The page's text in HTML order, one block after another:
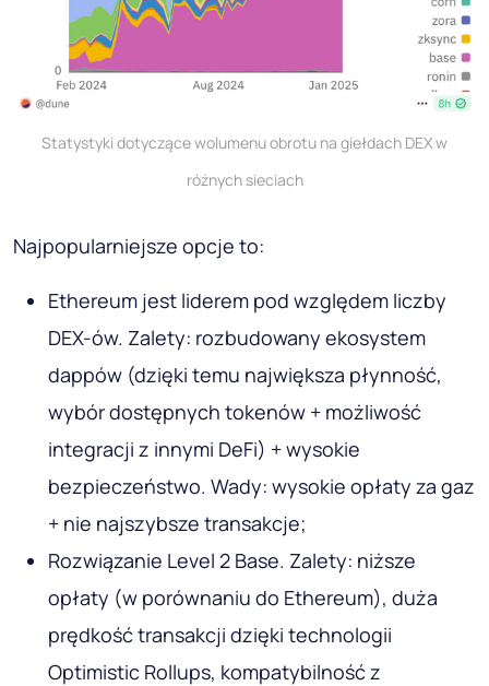
Statystyki dotyczące wolumenu obrotu na giełdach DEX w
różnych sieciach
Najpopularniejsze opcje to:
Ethereum jest liderem pod względem liczby
DEX-ów. Zalety: rozbudowany ekosystem
dappów (dzięki temu największa płynność,
wybór dostępnych tokenów + możliwość
integracji z innymi DeFi) + wysokie
bezpieczeństwo. Wady: wysokie opłaty za gaz
+ nie najszybsze transakcje;
Rozwiązanie Level 2 Base. Zalety: niższe
opłaty (w porównaniu do Ethereum), duża
prędkość transakcji dzięki technologii
Optimistic Rollups, kompatybilność z